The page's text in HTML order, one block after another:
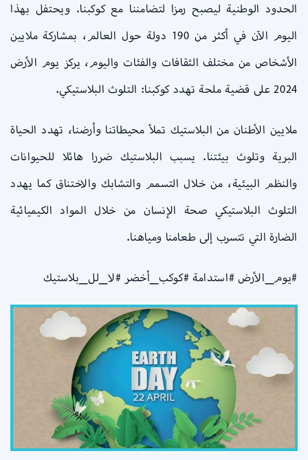
الحدود الوطنية ليصبح رمزا لتضامننا مع كوكبنا. ويحتفل بهذا
اليوم الآن في أكثر من 190 دولة حول العالم، بمشاركة ملايين
الأشخاص من مختلف الثقافات والفئات واليوم، يركز يوم الأرض
2024 على قضية ملحة تهدد كوكبنا: التلوث البلاستيكي.
ملايين الأطنان من البلاستيك تملأ محيطاتنا وأرضنا، تهدد الحياة
البرية وتلوث بيئتنا. يسبب البلاستيك ضررا هائلا للحيوانات
والنظم البيئية، من خلال التسمم والتشابك والاختناق كما يهدد
التلوث البلاستيكي صحة الإنسان من خلال المواد الكيميائية
الضارة التي تتسرب إلى طعامنا ومياهنا.
#يوم_الأرض #استدامة #كوكب_أخضر #لا_لل_بلاستيك